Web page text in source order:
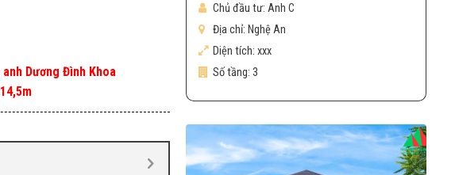
anh Dương Đình Khoa
14,5m
Chủ đầu tư: Anh C
Địa chỉ: Nghệ An
Diện tích: xxx
Số tầng: 3